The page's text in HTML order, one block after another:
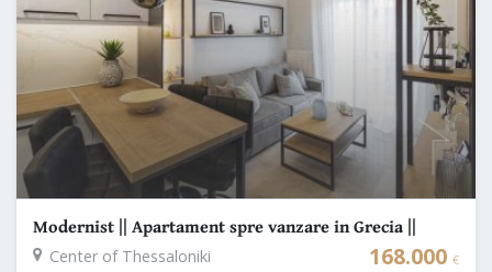
Modernist || Apartament spre vanzare in Grecia ||
Thessaloniki
Center of Thessaloniki 168.000 €